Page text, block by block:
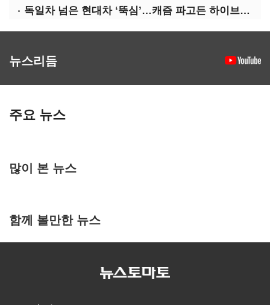
독일차 넘은 현대차 ‘뚝심’…캐즘 파고든 하이브리드 역전극
뉴스리듬
주요 뉴스
많이 본 뉴스
함께 볼만한 뉴스